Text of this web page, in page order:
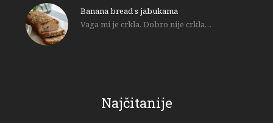
Banana bread s jabukama
Vaga mi je crkla. Dobro nije crkla…
Najčitanije